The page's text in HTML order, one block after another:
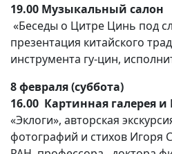
19.00 Музыкальный салон
«Беседы о Цитре Цинь под
презентация китайского
инструмента гу-цин,
8 февраля (суббота)
16.00 Картинная галерея
«Эклоги», авторская
фотографий и стихов Игоря